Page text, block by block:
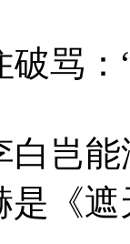
骂：
岂能
《